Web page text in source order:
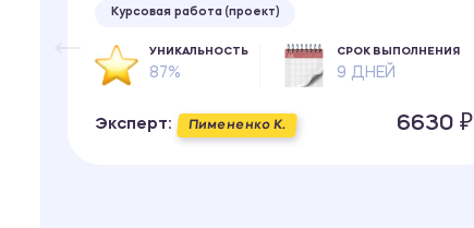
Курсовая работа (проект)
УНИКАЛЬНОСТЬ
87%
СРОК ВЫПОЛНЕНИЯ
9 ДНЕЙ
Эксперт: Пимененко К. 6630 ₽